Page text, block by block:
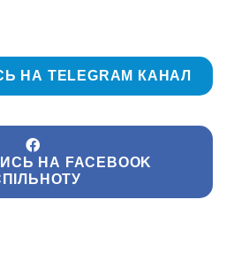
НА TELEGRAM КАНАЛ
НА FACEBOOK